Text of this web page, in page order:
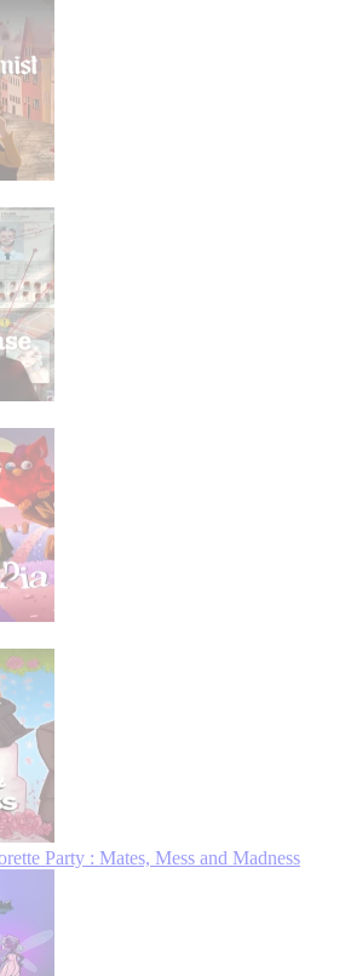
Party : Mates, Mess and Madness